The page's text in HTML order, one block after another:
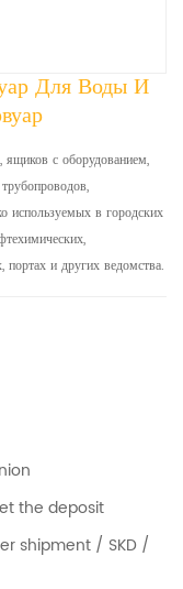
Для Воды И
ящиков с оборудованием,
используемых в городских
и ​​других ведомства.
the deposit
shipment / SKD /